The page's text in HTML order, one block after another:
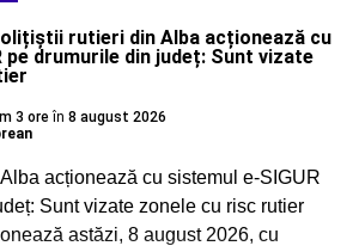
rutieri din Alba acționează cu
pe drumurile din județ: Sunt vizate
3 ore în 8 august 2026
acționează cu sistemul e-SIGUR
Sunt vizate zonele cu risc rutier
astăzi, 8 august 2026, cu